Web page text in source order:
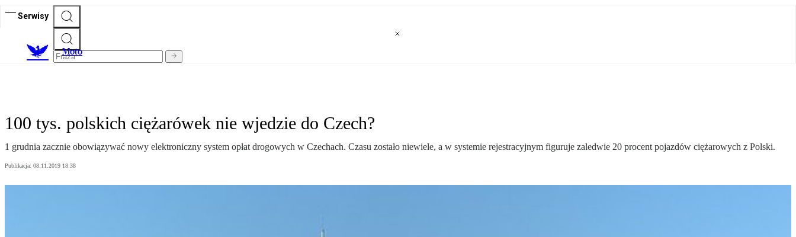
Serwisy
Moto
100 tys. polskich ciężarówek nie wjedzie do Czech?
1 grudnia zacznie obowiązywać nowy elektroniczny system opłat drogowych w Czechach. Czasu zostało niewiele, a w systemie rejestracyjnym figuruje zaledwie 20 procent pojazdów ciężarowych z Polski.
Publikacja: 08.11.2019 18:38